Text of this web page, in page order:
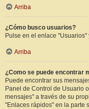
Arriba
¿Cómo busco usuarios?
Pulse en el enlace
Arriba
¿Como se puede encontrar
Puede encontrar sus
Panel de Control de Usuario
mensajes" a través de su
"Enlaces rápidos" en la parte